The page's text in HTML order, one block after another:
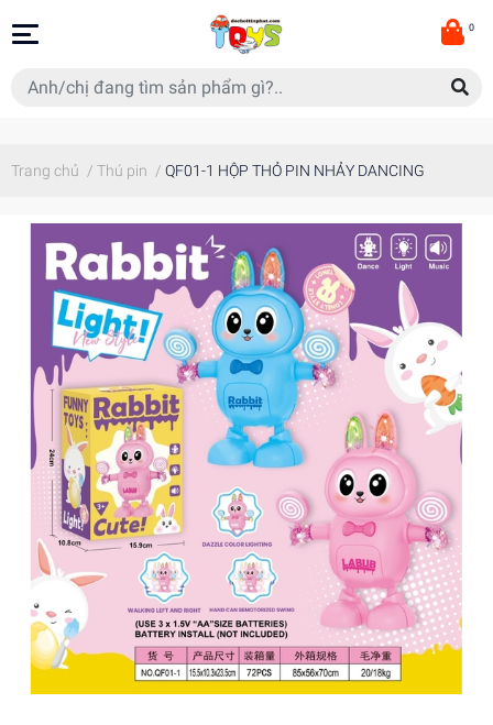
0
Trang chủ / Thú pin / QF01-1 HỘP THỎ PIN NHẢY DANCING